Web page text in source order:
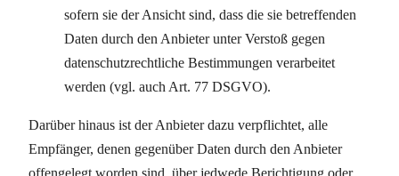
sofern sie der Ansicht sind, dass die sie betreffenden
Daten durch den Anbieter unter Verstoß gegen
datenschutzrechtliche Bestimmungen verarbeitet
werden (vgl. auch Art. 77 DSGVO).
Darüber hinaus ist der Anbieter dazu verpflichtet, alle
Empfänger, denen gegenüber Daten durch den Anbieter
offengelegt worden sind, über jedwede Berichtigung oder